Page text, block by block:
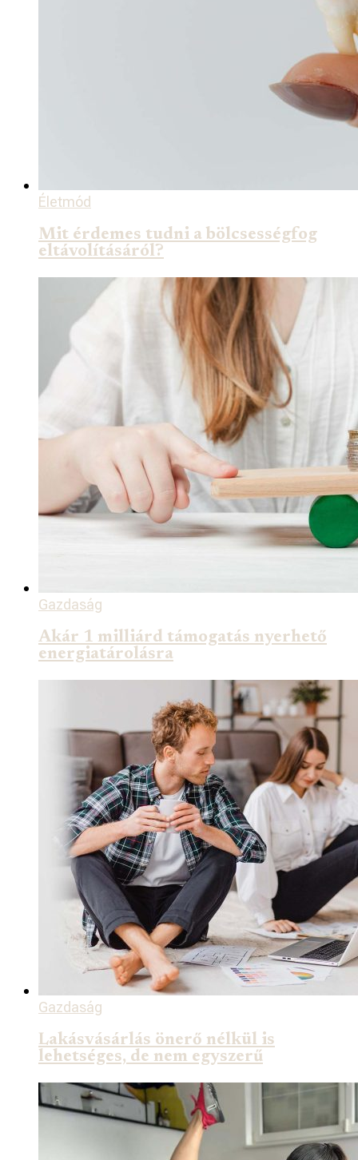
Életmód
Mit érdemes tudni a bölcsességfog
eltávolításáról?
Gazdaság
Akár 1 milliárd támogatás nyerhető
energiatárolásra
Gazdaság
Lakásvásárlás önerő nélkül is
lehetséges, de nem egyszerű